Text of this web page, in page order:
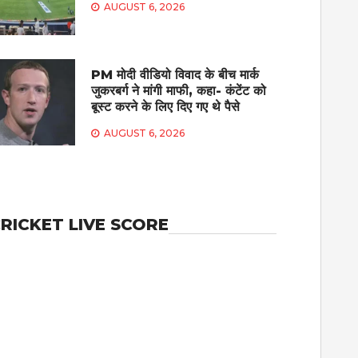
AUGUST 6, 2026
PM मोदी वीडियो विवाद के बीच मार्क
जुकरबर्ग ने मांगी माफी, कहा- कंटेंट को
बूस्ट करने के लिए दिए गए थे पैसे
AUGUST 6, 2026
LIVE SCORE